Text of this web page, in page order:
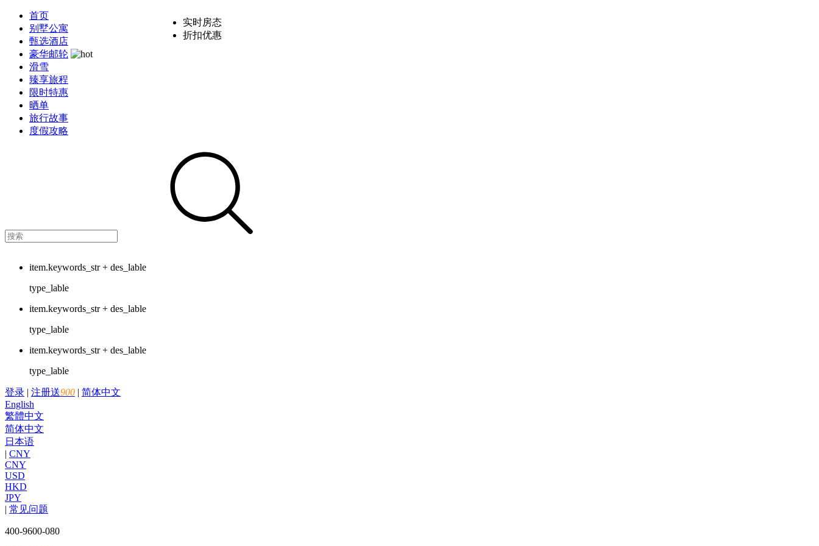
首页
别墅公寓
甄选酒店
豪华邮轮
滑雪
臻享旅程
限时特惠
晒单
旅行故事
度假攻略
item.keywords_str + des_lable
type_lable
item.keywords_str + des_lable
type_lable
item.keywords_str + des_lable
type_lable
登录 | 注册送900 | 简体中文
English
繁體中文
简体中文
日本语
| CNY
CNY
USD
HKD
JPY
| 常见问题
400-9600-080
实时房态
折扣优惠